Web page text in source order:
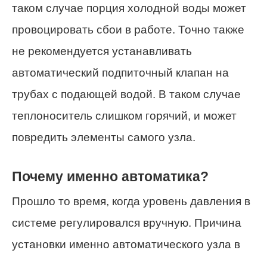
таком случае порция холодной воды может
провоцировать сбои в работе. Точно также
не рекомендуется устанавливать
автоматический подпиточный клапан на
трубах с подающей водой. В таком случае
теплоноситель слишком горячий, и может
повредить элементы самого узла.
Почему именно автоматика?
Прошло то время, когда уровень давления в
системе регулировался вручную. Причина
установки именно автоматического узла в